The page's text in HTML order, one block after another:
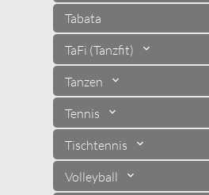
Tabata
TaFi (Tanzfit)
Tanzen
Tennis
Tischtennis
Volleyball